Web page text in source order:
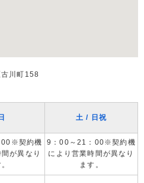
川町158
土 / 日祝
00※契約機
が異なり
9：00～21：00※契約機
により営業時間が異なり
ます。